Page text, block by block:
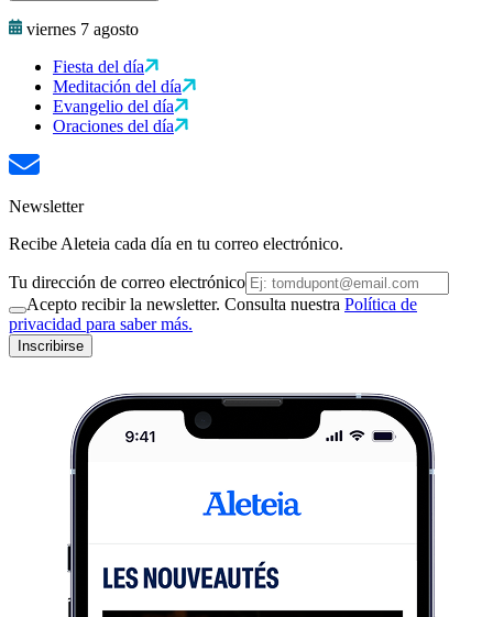
viernes 7 agosto
Fiesta del día
Meditación del día
Evangelio del día
Oraciones del día
Newsletter
Recibe Aleteia cada día en tu correo electrónico.
Tu dirección de correo electrónico
Acepto recibir la newsletter. Consulta nuestra Política de
privacidad para saber más.
Inscribirse